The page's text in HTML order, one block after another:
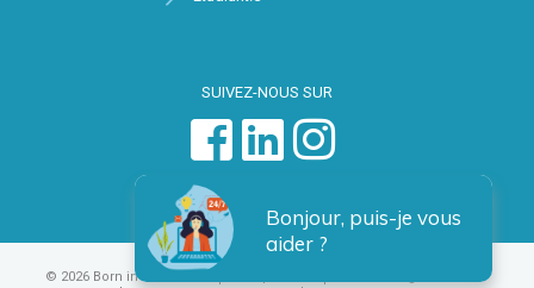
SUIVEZ-NOUS SUR
Bonjour, puis-je vous
aider ?
© 2026 Born in Brussels